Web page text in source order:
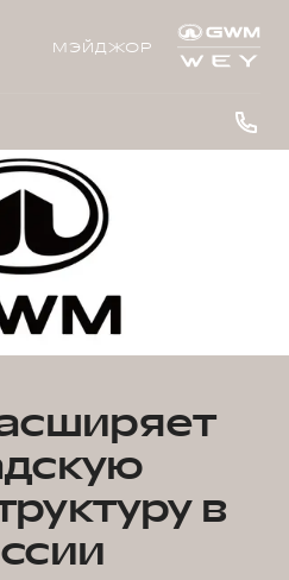
МЭЙДЖОР
в